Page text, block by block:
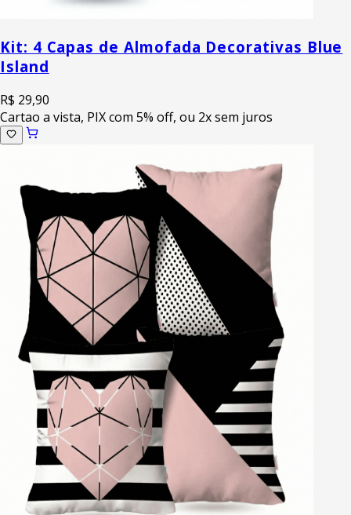
Kit: 4 Capas de Almofada Decorativas Blue
Island
R$ 29,90
Cartao a vista, PIX com 5% off, ou 2x sem juros